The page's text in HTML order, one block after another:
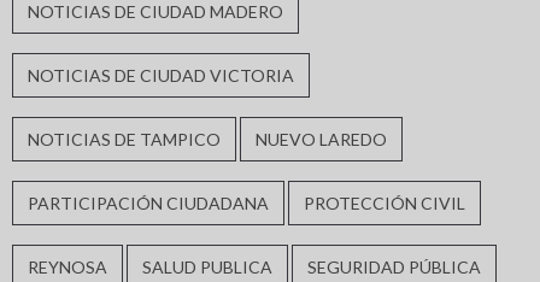
NOTICIAS DE CIUDAD MADERO
NOTICIAS DE CIUDAD VICTORIA
NOTICIAS DE TAMPICO NUEVO LAREDO
PARTICIPACIÓN CIUDADANA PROTECCIÓN CIVIL
REYNOSA SALUD PUBLICA SEGURIDAD PÚBLICA